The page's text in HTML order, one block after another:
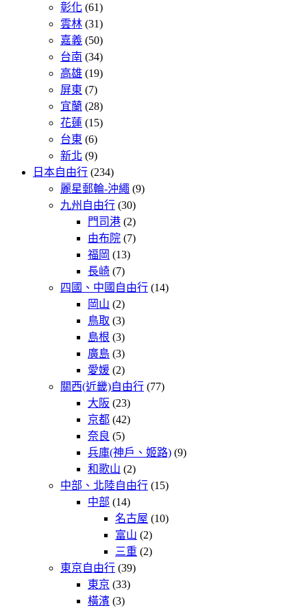
彰化 (61)
雲林 (31)
嘉義 (50)
台南 (34)
高雄 (19)
屏東 (7)
宜蘭 (28)
花蓮 (15)
台東 (6)
新北 (9)
日本自由行 (234)
麗星郵輪-沖繩 (9)
九州自由行 (30)
門司港 (2)
由布院 (7)
福岡 (13)
長崎 (7)
四國、中國自由行 (14)
岡山 (2)
鳥取 (3)
島根 (3)
廣島 (3)
愛媛 (2)
關西(近畿)自由行 (77)
大阪 (23)
京都 (42)
奈良 (5)
兵庫(神戶、姬路) (9)
和歌山 (2)
中部、北陸自由行 (15)
中部 (14)
名古屋 (10)
富山 (2)
三重 (2)
東京自由行 (39)
東京 (33)
橫濱 (3)